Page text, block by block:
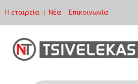
Μεταπηδήστε
στο
περιεχόμενο
Η εταιρεία | Νέα | Επικοινωνία